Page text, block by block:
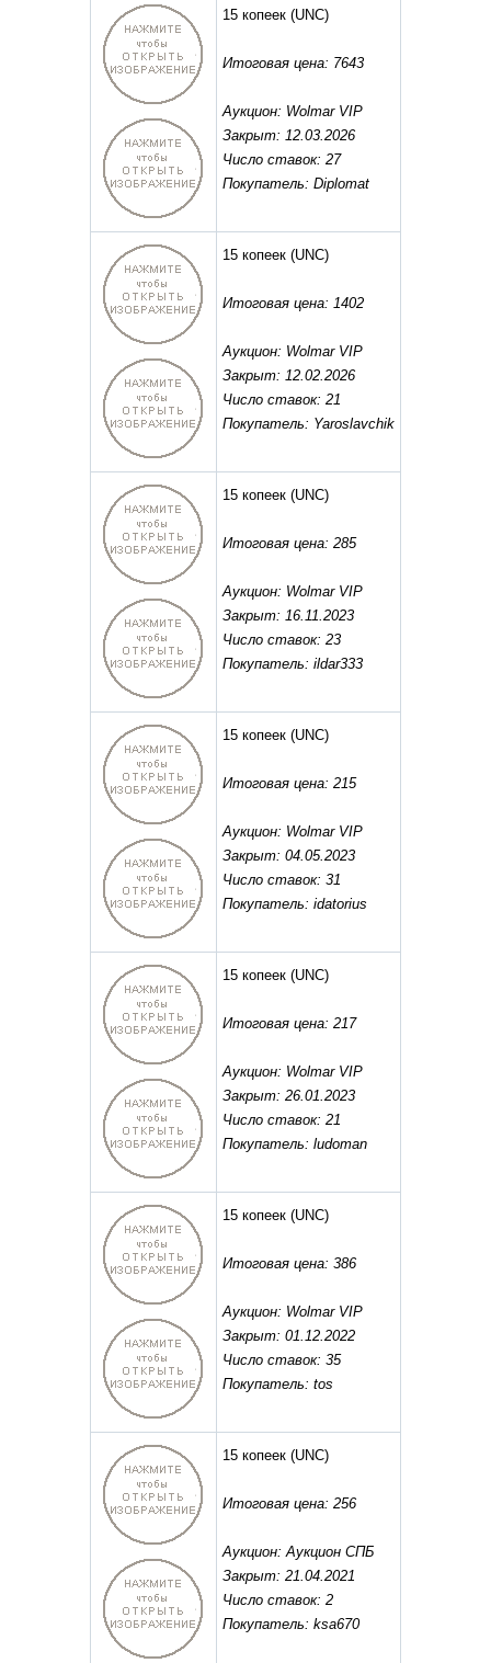
15 копеек (UNC)
Итоговая цена: 7643
Аукцион: Wolmar VIP
Закрыт: 12.03.2026
Число ставок: 27
Покупатель: Diplomat
15 копеек (UNC)
Итоговая цена: 1402
Аукцион: Wolmar VIP
Закрыт: 12.02.2026
Число ставок: 21
Покупатель: Yaroslavchik
15 копеек (UNC)
Итоговая цена: 285
Аукцион: Wolmar VIP
Закрыт: 16.11.2023
Число ставок: 23
Покупатель: ildar333
15 копеек (UNC)
Итоговая цена: 215
Аукцион: Wolmar VIP
Закрыт: 04.05.2023
Число ставок: 31
Покупатель: idatorius
15 копеек (UNC)
Итоговая цена: 217
Аукцион: Wolmar VIP
Закрыт: 26.01.2023
Число ставок: 21
Покупатель: ludoman
15 копеек (UNC)
Итоговая цена: 386
Аукцион: Wolmar VIP
Закрыт: 01.12.2022
Число ставок: 35
Покупатель: tos
15 копеек (UNC)
Итоговая цена: 256
Аукцион: Аукцион СПБ
Закрыт: 21.04.2021
Число ставок: 2
Покупатель: ksa670